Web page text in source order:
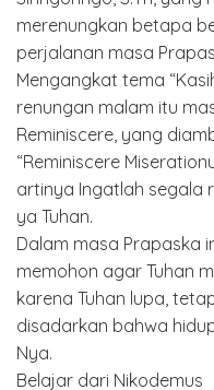
merenungkan betapa
perjalanan masa
Mengangkat tema
renungan malam itu
Reminiscere, yang
“Reminiscere
artinya Ingatlah segala
ya Tuhan.
Dalam masa Prapaska
memohon agar Tuhan
karena Tuhan lupa,
disadarkan bahwa
Nya.
Belajar dari Nikodemus